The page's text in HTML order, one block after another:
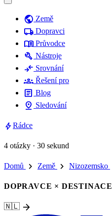
public Země
local_shipping Dopravci
menu_book Průvodce
build Nástroje
compare_arrows Srovnání
groups Řešení pro
article Blog
pin_drop Sledování
boltRádce
4 otázky · 30 sekund
Domů chevron_right Země chevron_right Nizozemsko
DOPRAVCE × DESTINACE
🇳🇱 arrow_forward